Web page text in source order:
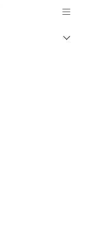
Canon Logo, back to